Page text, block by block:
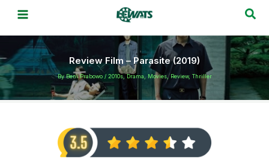
Review Film – Parasite (2019)
ByBeni Prabowo / 2010s,Drama Movies,Review, Thriller